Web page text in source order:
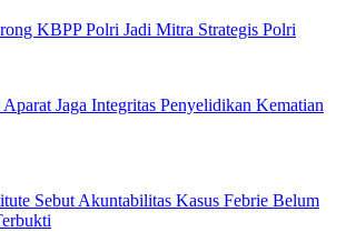
KBPP Polri Jadi Mitra Strategis Polri
Jaga Integritas Penyelidikan Kematian
Sebut Akuntabilitas Kasus Febrie Belum